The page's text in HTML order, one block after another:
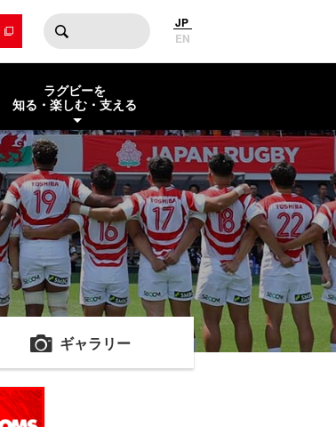
JP
EN
ラグビーを
知る・楽しむ・支える
ギャラリー